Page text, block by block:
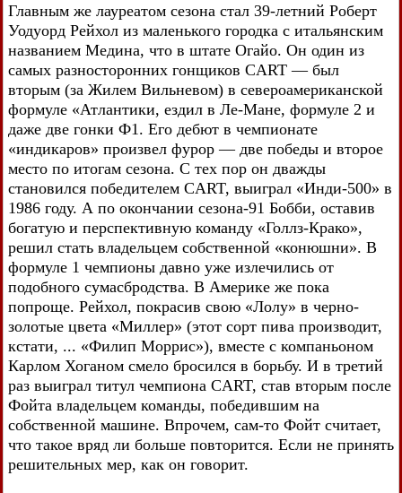
Главным же лауреатом сезона стал 39-летний Роберт
Уодуорд Рейхол из маленького городка с итальянским
названием Медина, что в штате Огайо. Он один из
самых разносторонних гонщиков CART — был
вторым (за Жилем Вильневом) в североамериканской
формуле «Атлантики, ездил в Ле-Мане, формуле 2 и
даже две гонки Ф1. Его дебют в чемпионате
«индикаров» произвел фурор — две победы и второе
место по итогам сезона. С тех пор он дважды
становился победителем CART, выиграл «Инди-500» в
1986 году. А по окончании сезона-91 Бобби, оставив
богатую и перспективную команду «Голлз-Крако»,
решил стать владельцем собственной «конюшни». В
формуле 1 чемпионы давно уже излечились от
подобного сумасбродства. В Америке же пока
попроще. Рейхол, покрасив свою «Лолу» в черно-
золотые цвета «Миллер» (этот сорт пива производит,
кстати, ... «Филип Моррис»), вместе с компаньоном
Карлом Хоганом смело бросился в борьбу. И в третий
раз выиграл титул чемпиона CART, став вторым после
Фойта владельцем команды, победившим на
собственной машине. Впрочем, сам-то Фойт считает,
что такое вряд ли больше повторится. Если не принять
решительных мер, как он говорит.